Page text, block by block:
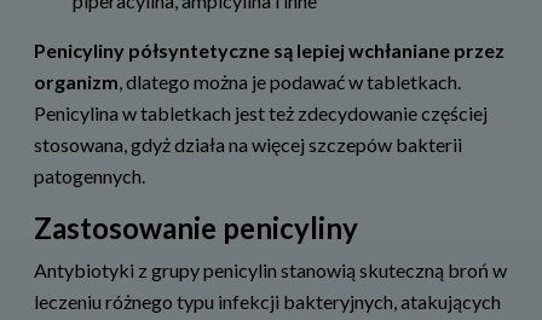
Penicyliny półsyntetyczne są lepiej wchłaniane przez
organizm, dlatego można je podawać w tabletkach.
Penicylina w tabletkach jest też zdecydowanie częściej
stosowana, gdyż działa na więcej szczepów bakterii
patogennych.
Zastosowanie penicyliny
Antybiotyki z grupy penicylin stanowią skuteczną broń w
leczeniu różnego typu infekcji bakteryjnych, atakujących